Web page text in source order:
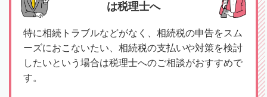
は税理士へ
特に相続トラブルなどがなく、相続税の申告をスム
ーズにおこないたい、相続税の支払いや対策を検討
したいという場合は税理士へのご相談がおすすめで
す。